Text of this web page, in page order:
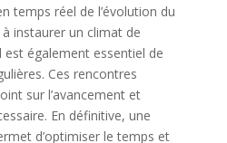
temps réel de l’évolution du
instaurer un climat de
est également essentiel de
Ces rencontres
sur l’avancement et
En définitive, une
d’optimiser le temps et